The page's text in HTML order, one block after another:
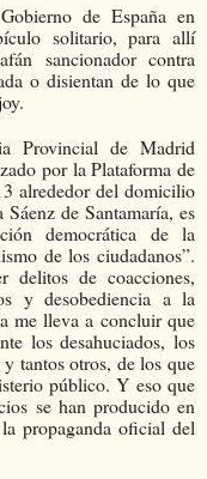
de España en
solitario, para allí
sancionador contra
o disientan de lo que
Provincial de Madrid
por la Plataforma de
alrededor del domicilio
de Santamaría, es
democrática de la
de los ciudadanos”.
delitos de coacciones,
y desobediencia a la
me lleva a concluir que
los desahuciados, los
tantos otros, de los que
público. Y eso que
se han producido en
propaganda oficial del